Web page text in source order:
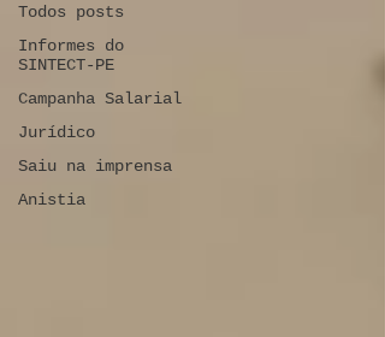
Todos posts
Informes do
SINTECT-PE
Campanha Salarial
Jurídico
Saiu na imprensa
Anistia